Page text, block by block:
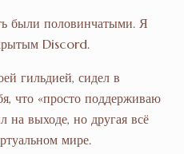
были половинчатыми. Я
Discord.
гильдией, сидел в
что «просто поддерживаю
выходе, но другая всё
мире.